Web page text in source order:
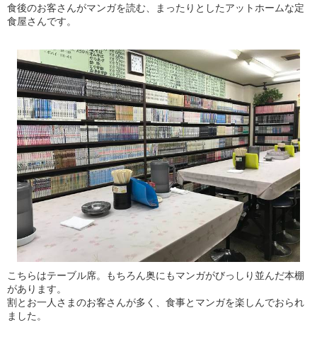
食後のお客さんがマンガを読む、まったりとしたアットホームな定
食屋さんです。
こちらはテーブル席。もちろん奥にもマンガがびっしり並んだ本棚
があります。
割とお一人さまのお客さんが多く、食事とマンガを楽しんでおられ
ました。